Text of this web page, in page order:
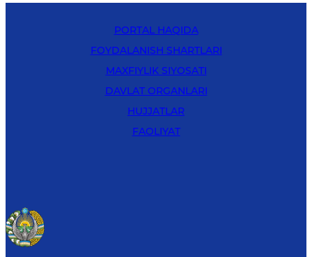
PORTAL HAQIDA
FOYDALANISH SHARTLARI
MAXFIYLIK SIYOSATI
DAVLAT ORGANLARI
HUJJATLAR
FAOLIYAT